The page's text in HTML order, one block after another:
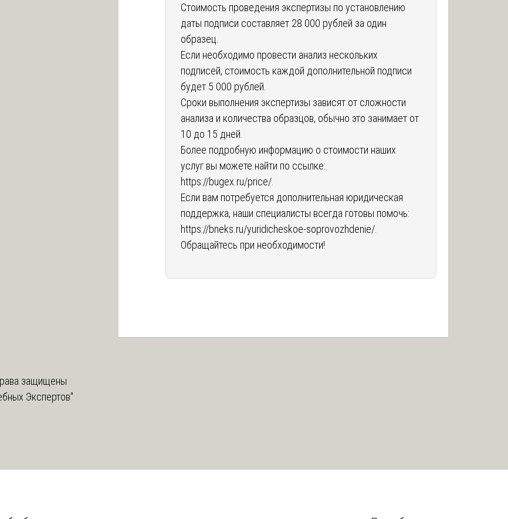
Стоимость проведения экспертизы по установлению
даты подписи составляет 28 000 рублей за один
образец.
Если необходимо провести анализ нескольких
подписей, стоимость каждой дополнительной подписи
будет 5 000 рублей.
Сроки выполнения экспертизы зависят от сложности
анализа и количества образцов, обычно это занимает от
10 до 15 дней.
Более подробную информацию о стоимости наших
услуг вы можете найти по ссылке:
https://bugex.ru/price/
Если вам потребуется дополнительная юридическая
поддержка, наши специалисты всегда готовы помочь:
https://bneks.ru/yuridicheskoe-soprovozhdenie/
Обращайтесь при необходимости!
защищены
Экспертов"